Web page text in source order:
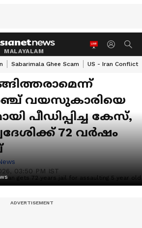
MALAYALAM
Sabarimala Ghee Scam US - Iran Conflict
വയസുകാരിയെ
പീഡിപ്പിച്ച കേസ്,
72 വർഷം
03:50 PM IST